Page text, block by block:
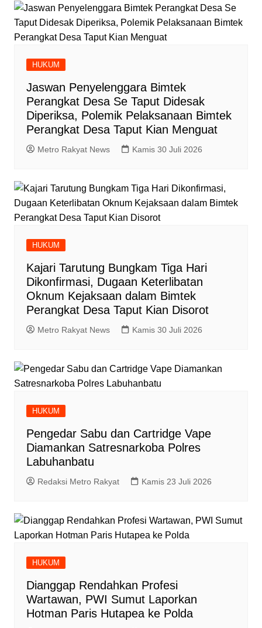
HUKUM
Jaswan Penyelenggara Bimtek
Perangkat Desa Se Taput Didesak
Diperiksa, Polemik Pelaksanaan Bimtek
Perangkat Desa Taput Kian Menguat
Metro Rakyat News Kamis 30 Juli 2026
HUKUM
Kajari Tarutung Bungkam Tiga Hari
Dikonfirmasi, Dugaan Keterlibatan
Oknum Kejaksaan dalam Bimtek
Perangkat Desa Taput Kian Disorot
Metro Rakyat News Kamis 30 Juli 2026
HUKUM
Pengedar Sabu dan Cartridge Vape
Diamankan Satresnarkoba Polres
Labuhanbatu
Redaksi Metro Rakyat Kamis 23 Juli 2026
HUKUM
Dianggap Rendahkan Profesi
Wartawan, PWI Sumut Laporkan
Hotman Paris Hutapea ke Polda